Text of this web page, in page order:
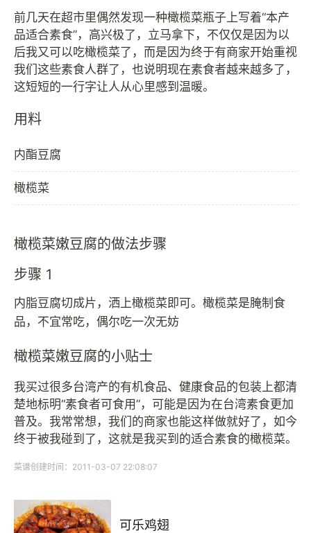
前几天在超市里偶然发现一种橄榄菜瓶子上写着“本产
品适合素食”，高兴极了，立马拿下，不仅仅是因为以
后我又可以吃橄榄菜了，而是因为终于有商家开始重视
我们这些素食人群了，也说明现在素食者越来越多了，
用料
内酯豆腐
橄榄菜
橄榄菜嫩豆腐的做法步骤
步骤 1
内脂豆腐切成片，洒上橄榄菜即可。橄榄菜是腌制食
品，不宜常吃，偶尔吃一次无妨
橄榄菜嫩豆腐的小贴士
我买过很多台湾产的有机食品、健康食品的包装上都清
楚地标明“素食者可食用”，可能是因为在台湾素食更加
普及。我常常想，我们的商家也能这样做就好了，如今
终于被我碰到了，这就是我买到的适合素食的橄榄菜。
菜谱创建时间：2011-03-07 22:08:07
可乐鸡翅